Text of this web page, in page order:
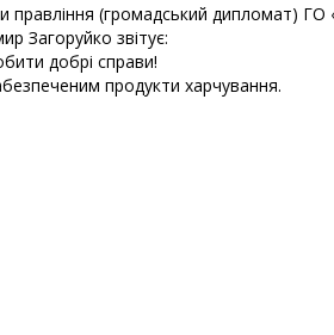
правління (громадський дипломат)
Загоруйко звітує:
добрі справи!
продукти харчування.